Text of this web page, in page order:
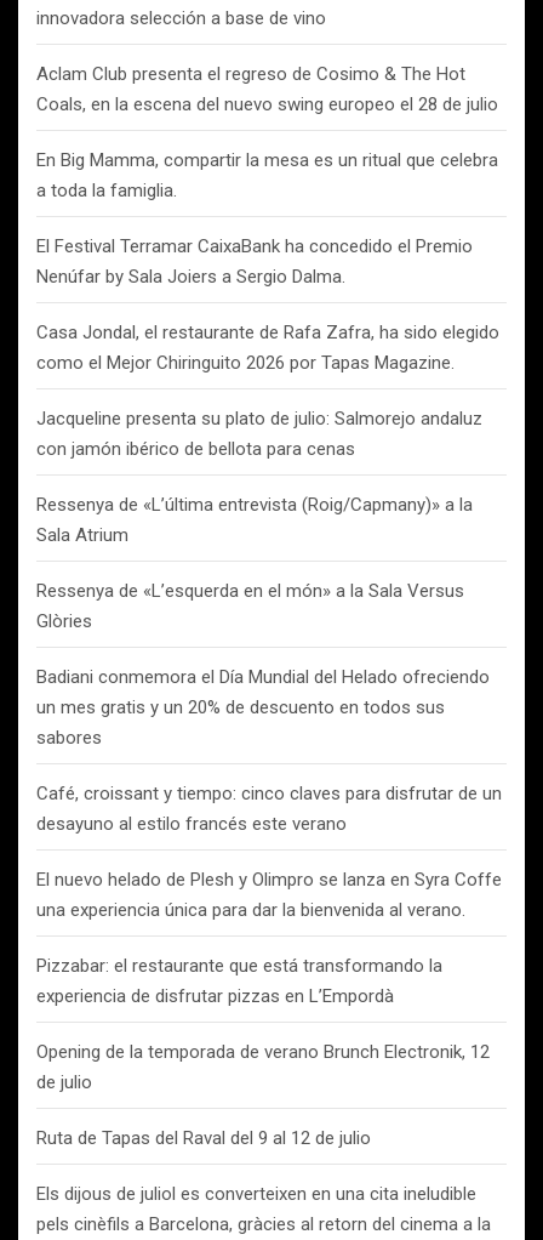
innovadora selección a base de vino
Aclam Club presenta el regreso de Cosimo & The Hot
Coals, en la escena del nuevo swing europeo el 28 de julio
En Big Mamma, compartir la mesa es un ritual que celebra
a toda la famiglia.
El Festival Terramar CaixaBank ha concedido el Premio
Nenúfar by Sala Joiers a Sergio Dalma.
Casa Jondal, el restaurante de Rafa Zafra, ha sido elegido
como el Mejor Chiringuito 2026 por Tapas Magazine.
Jacqueline presenta su plato de julio: Salmorejo andaluz
con jamón ibérico de bellota para cenas
Ressenya de «L’última entrevista (Roig/Capmany)» a la
Sala Atrium
Ressenya de «L’esquerda en el món» a la Sala Versus
Glòries
Badiani conmemora el Día Mundial del Helado ofreciendo
un mes gratis y un 20% de descuento en todos sus
sabores
Café, croissant y tiempo: cinco claves para disfrutar de un
desayuno al estilo francés este verano
El nuevo helado de Plesh y Olimpro se lanza en Syra Coffe
una experiencia única para dar la bienvenida al verano.
Pizzabar: el restaurante que está transformando la
experiencia de disfrutar pizzas en L’Empordà
Opening de la temporada de verano Brunch Electronik, 12
de julio
Ruta de Tapas del Raval del 9 al 12 de julio
Els dijous de juliol es converteixen en una cita ineludible
pels cinèfils a Barcelona, gràcies al retorn del cinema a la